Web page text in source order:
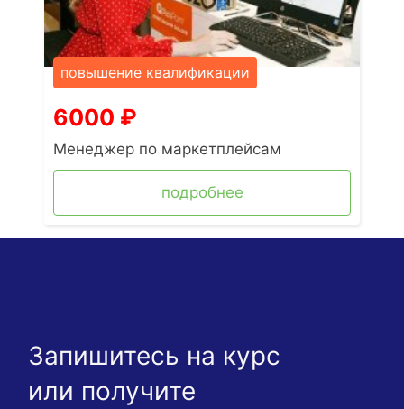
повышение квалификации
6000 ₽
Менеджер по маркетплейсам
подробнее
Запишитесь на курс
или получите